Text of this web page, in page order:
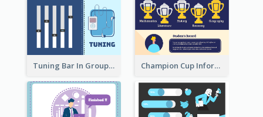
Tuning Bar In Groups Champion Cup Informative Record